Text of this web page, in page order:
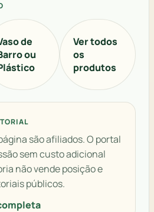
de
ou
Ver todos
os
produtos
são afiliados. O portal
sem custo adicional
não vende posição e
públicos.